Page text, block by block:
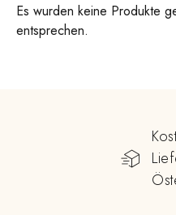
Es wurden keine Produkte
entsprechen.